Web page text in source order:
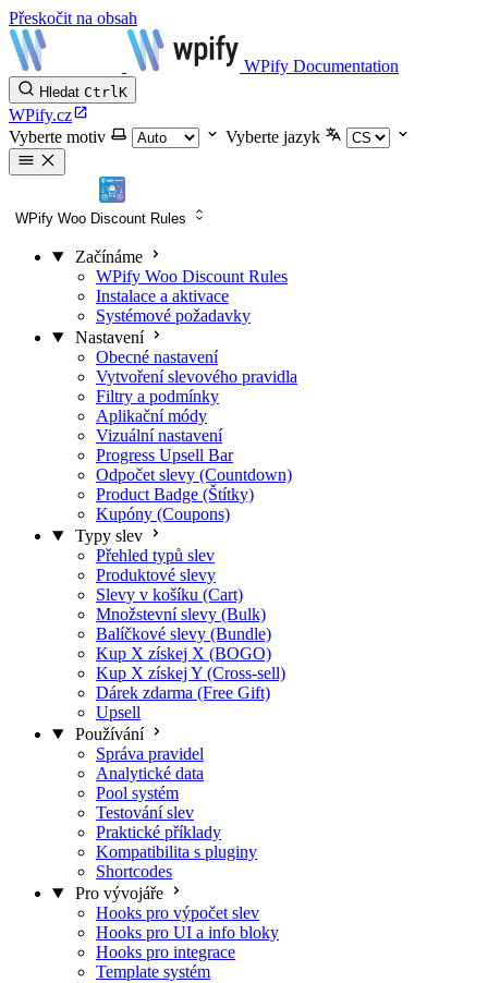
Přeskočit na obsah
WPify Documentation
Hledat CtrlK
WPify.cz
Vyberte motiv
Vyberte jazyk
WPify Woo Discount Rules
Začínáme
WPify Woo Discount Rules
Instalace a aktivace
Systémové požadavky
Nastavení
Obecné nastavení
Vytvoření slevového pravidla
Filtry a podmínky
Aplikační módy
Vizuální nastavení
Progress Upsell Bar
Odpočet slevy (Countdown)
Product Badge (Štítky)
Kupóny (Coupons)
Typy slev
Přehled typů slev
Produktové slevy
Slevy v košíku (Cart)
Množstevní slevy (Bulk)
Balíčkové slevy (Bundle)
Kup X získej X (BOGO)
Kup X získej Y (Cross-sell)
Dárek zdarma (Free Gift)
Upsell
Používání
Správa pravidel
Analytické data
Pool systém
Testování slev
Praktické příklady
Kompatibilita s pluginy
Shortcodes
Pro vývojáře
Hooks pro výpočet slev
Hooks pro UI a info bloky
Hooks pro integrace
Template systém